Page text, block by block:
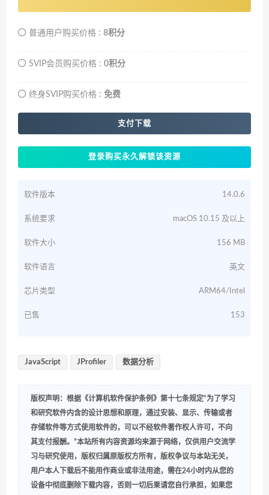
普通用户购买价格 : 8积分
SVIP会员购买价格 : 0积分
终身SVIP购买价格 : 免费
支付下载
登录购买永久解锁该资源
软件版本 14.0.6
系统要求 macOS 10.15 及以上
软件大小 156 MB
软件语言 英文
芯片类型 ARM64/Intel
已售 153
JavaScript JProfiler 数据分析
版权声明：根据《计算机软件保护条例》第十七条规定“为了学习
和研究软件内含的设计思想和原理，通过安装、显示、传输或者
存储软件等方式使用软件的，可以不经软件著作权人许可，不向
其支付报酬。”本站所有内容资源均来源于网络，仅供用户交流学
习与研究使用，版权归属原版权方所有，版权争议与本站无关，
用户本人下载后不能用作商业或非法用途，需在24小时内从您的
设备中彻底删除下载内容，否则一切后果请您自行承担，如果您